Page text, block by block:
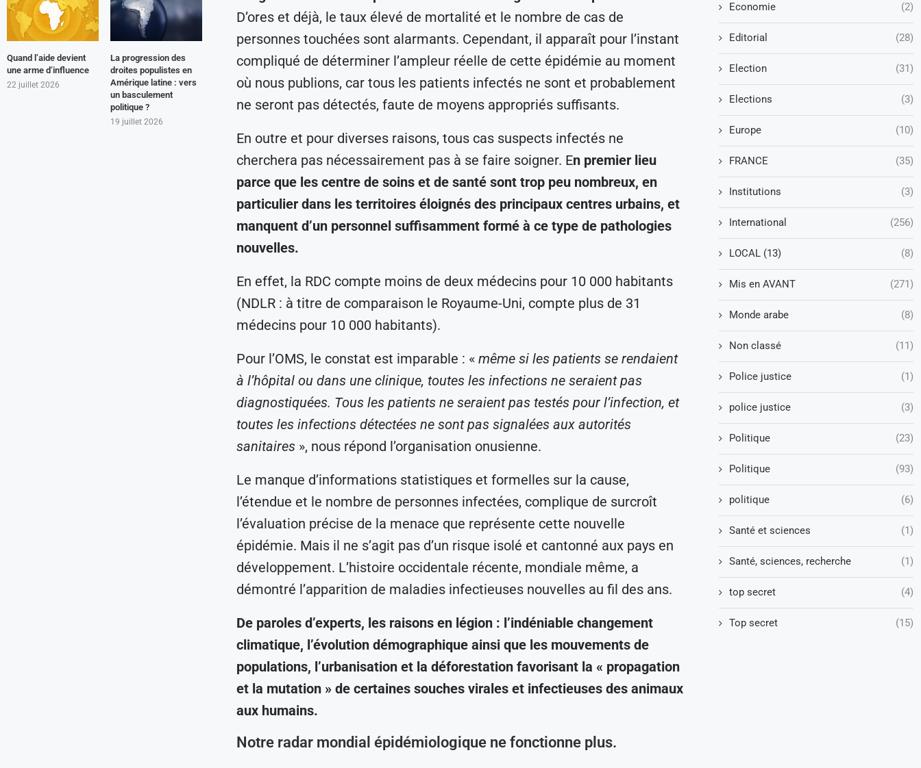
D’ores et déjà, le taux élevé de mortalité et le nombre de cas de
personnes touchées sont alarmants. Cependant, il apparaît pour l’instant
compliqué de déterminer l’ampleur réelle de cette épidémie au moment
où nous publions, car tous les patients infectés ne sont et probablement
ne seront pas détectés, faute de moyens appropriés suffisants.
En outre et pour diverses raisons, tous cas suspects infectés ne
cherchera pas nécessairement pas à se faire soigner. En premier lieu
parce que les centre de soins et de santé sont trop peu nombreux, en
particulier dans les territoires éloignés des principaux centres urbains, et
manquent d’un personnel suffisamment formé à ce type de pathologies
nouvelles.
En effet, la RDC compte moins de deux médecins pour 10 000 habitants
(NDLR : à titre de comparaison le Royaume-Uni, compte plus de 31
médecins pour 10 000 habitants).
Pour l’OMS, le constat est imparable : « même si les patients se rendaient
à l’hôpital ou dans une clinique, toutes les infections ne seraient pas
diagnostiquées. Tous les patients ne seraient pas testés pour l’infection, et
toutes les infections détectées ne sont pas signalées aux autorités
sanitaires», nous répond l’organisation onusienne.
Le manque d’informations statistiques et formelles sur la cause,
l’étendue et le nombre de personnes infectées, complique de surcroît
l’évaluation précise de la menace que représente cette nouvelle
épidémie. Mais il ne s’agit pas d’un risque isolé et cantonné aux pays en
développement. L’histoire occidentale récente, mondiale même, a
démontré l’apparition de maladies infectieuses nouvelles au fil des ans.
De paroles d’experts, les raisons en légion : l’indéniable changement
climatique, l’évolution démographique ainsi que les mouvements de
populations, l’urbanisation et la déforestation favorisant la « propagation
et la mutation » de certaines souches virales et infectieuses des animaux
aux humains.
Notre radar mondial épidémiologique ne fonctionne plus.
Economie (2)
Editorial (28)
Election (31)
Elections (3)
Europe (10)
FRANCE (35)
Institutions (3)
International (256)
LOCAL (13) (8)
Mis en AVANT (271)
Monde arabe (8)
Non classé (11)
Police justice (1)
police justice (3)
Politique (23)
Politique (93)
politique (6)
Santé et sciences (1)
Santé, sciences, recherche (1)
top secret (4)
Top secret (15)
Quand l’aide devient
une arme d’influence
22 juillet 2026
La progression des
droites populistes en
Amérique latine : vers
un basculement
politique ?
19 juillet 2026